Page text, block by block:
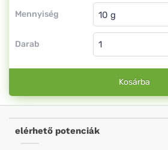
Mennyiség
Golyócska
Darab
Kosárba
elérhető potenciák